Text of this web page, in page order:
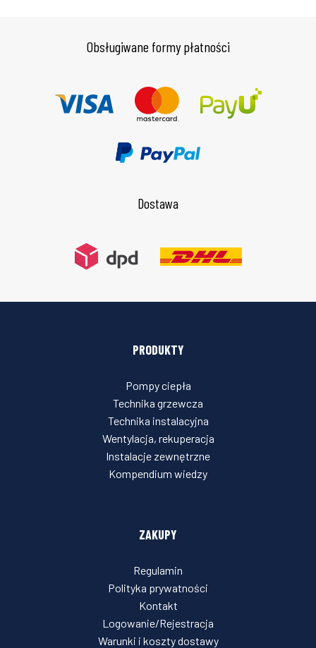
Obsługiwane formy płatności
Dostawa
PRODUKTY
Pompy ciepła
Technika grzewcza
Technika instalacyjna
Wentylacja, rekuperacja
Instalacje zewnętrzne
Kompendium wiedzy
ZAKUPY
Regulamin
Polityka prywatności
Kontakt
Logowanie/Rejestracja
Warunki i koszty dostawy